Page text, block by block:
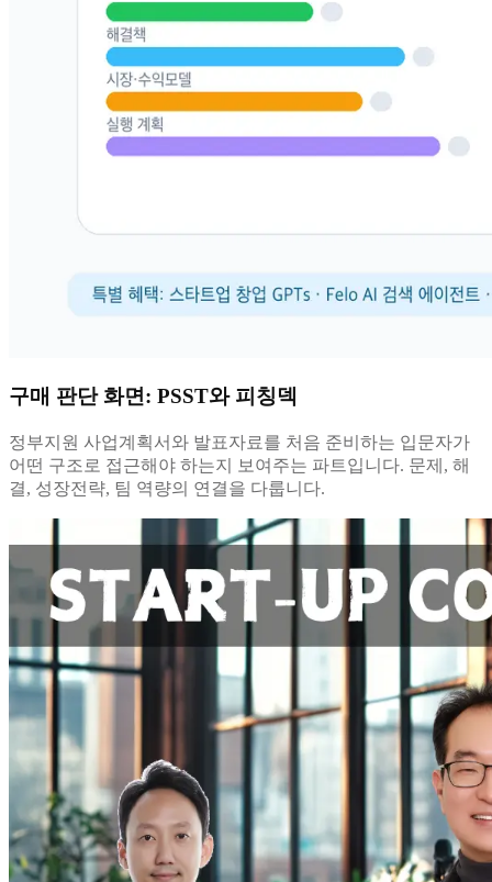
구매 판단 화면: PSST와 피칭덱
정부지원 사업계획서와 발표자료를 처음 준비하는 입문자가
어떤 구조로 접근해야 하는지 보여주는 파트입니다. 문제, 해
결, 성장전략, 팀 역량의 연결을 다룹니다.